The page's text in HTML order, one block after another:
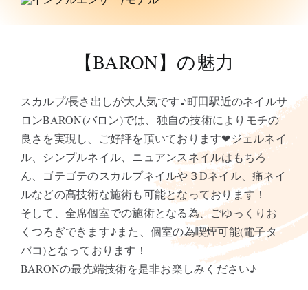
【BARON】の魅力
スカルプ/長さ出しが大人気です♪町田駅近のネイルサ
ロンBARON(バロン)では、独自の技術によりモチの
良さを実現し、ご好評を頂いております❤︎ジェルネイ
ル、シンプルネイル、ニュアンスネイルはもちろ
ん、ゴテゴテのスカルプネイルや３Dネイル、痛ネイ
ルなどの高技術な施術も可能となっております！
そして、全席個室での施術となる為、ごゆっくりお
くつろぎできます♪また、個室の為喫煙可能(電子タ
バコ)となっております！
BARONの最先端技術を是非お楽しみください♪